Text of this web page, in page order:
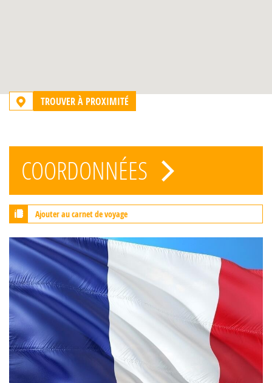
TROUVER À PROXIMITÉ
COORDONNÉES
Ajouter au carnet de voyage